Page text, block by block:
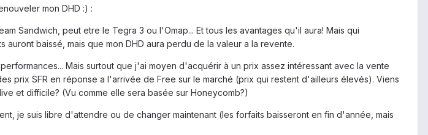
mon DHD :) :
Sandwich, peut etre le Tegra 3 ou l'Omap... Et tous les avantages qu'il aura! Mais qui
baissé, mais que mon DHD aura perdu de la valeur a la revente.
Mais surtout que j'ai moyen d'acquérir à un prix assez intéressant avec la vente
prix SFR en réponse a l'arrivée de Free sur le marché (prix qui restent d'ailleurs élevés). Viens
et difficile? (Vu comme elle sera basée sur Honeycomb?)
je suis libre d'attendre ou de changer maintenant (les forfaits baisseront en fin d'année, mais